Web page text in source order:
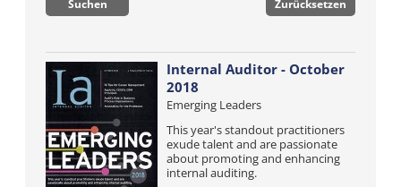
Internal Auditor - October
2018
Emerging Leaders
This year's standout practitioners
exude talent and are passionate
about promoting and enhancing
internal auditing.